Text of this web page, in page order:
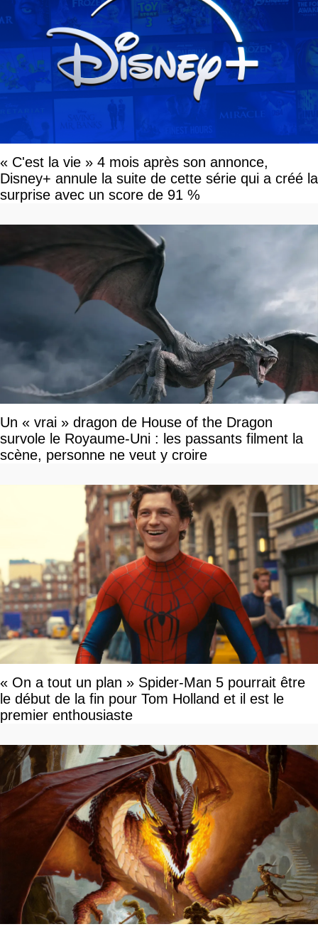
« C'est la vie » 4 mois après son annonce,
Disney+ annule la suite de cette série qui a créé la
surprise avec un score de 91 %
Un « vrai » dragon de House of the Dragon
survole le Royaume-Uni : les passants filment la
scène, personne ne veut y croire
« On a tout un plan » Spider-Man 5 pourrait être
le début de la fin pour Tom Holland et il est le
premier enthousiaste